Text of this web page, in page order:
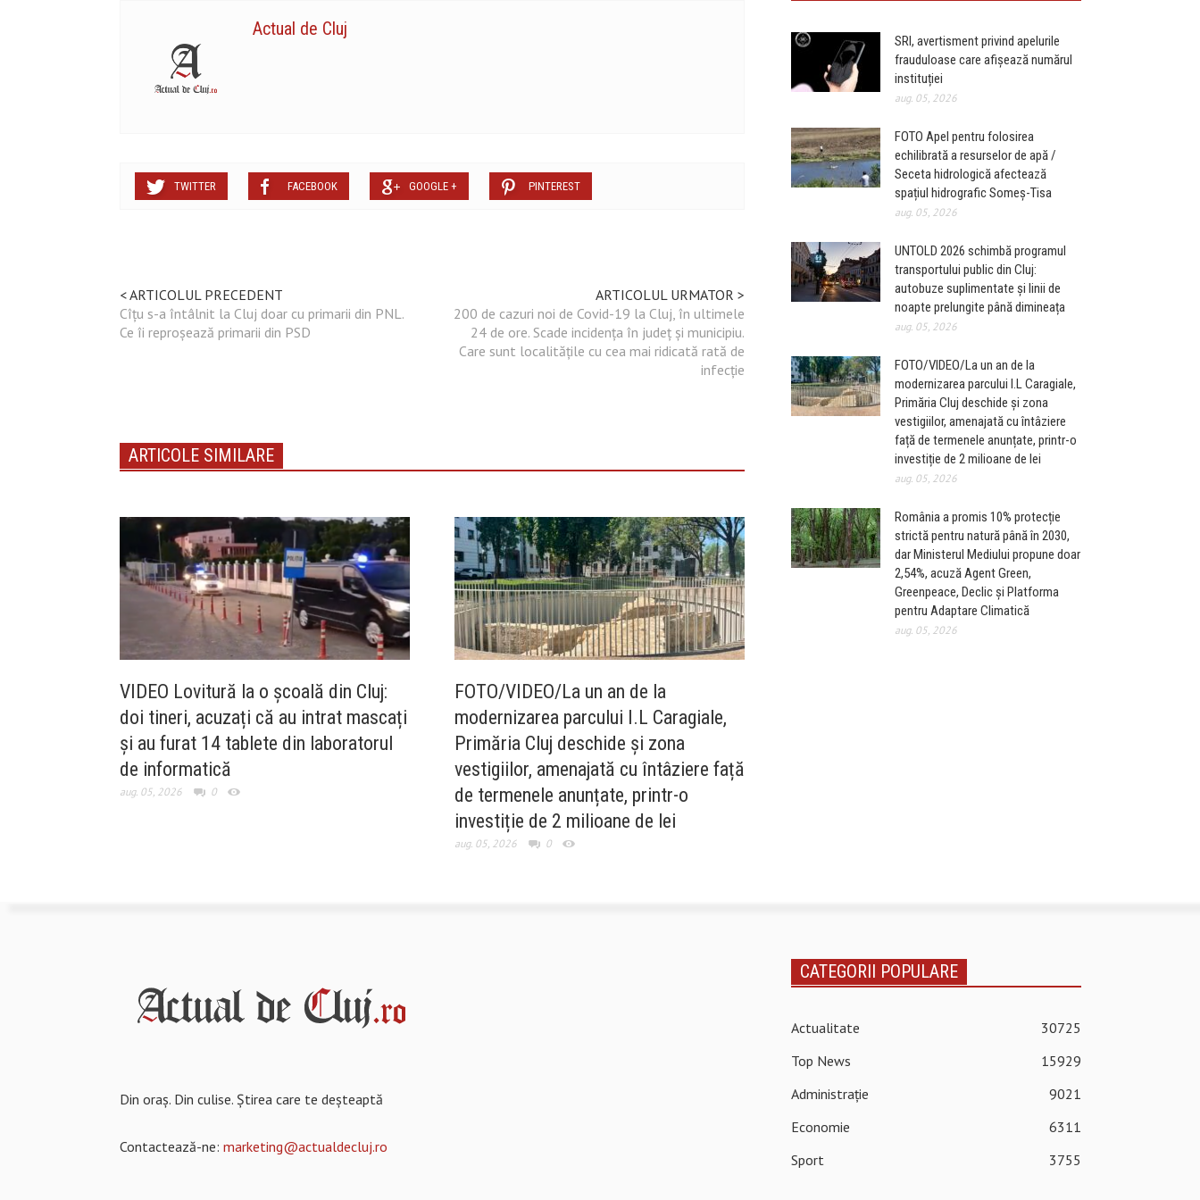
Actual de Cluj
TWITTER FACEBOOK GOOGLE + PINTEREST
< ARTICOLUL PRECEDENT
Cîțu s-a întâlnit la Cluj doar cu primarii din PNL.
Ce îi reproșează primarii din PSD
ARTICOLUL URMATOR >
200 de cazuri noi de Covid-19 la Cluj, în ultimele
24 de ore. Scade incidența în județ și municipiu.
Care sunt localitățile cu cea mai ridicată rată de
infecție
ARTICOLE SIMILARE
VIDEO Lovitură la o școală din Cluj:
doi tineri, acuzați că au intrat mascați
și au furat 14 tablete din laboratorul
de informatică
aug. 05, 2026 0
FOTO/VIDEO/La un an de la
modernizarea parcului I.L Caragiale,
Primăria Cluj deschide și zona
vestigiilor, amenajată cu întâziere față
de termenele anunțate, printr-o
investiție de 2 milioane de lei
aug. 05, 2026 0
SRI, avertisment privind apelurile
frauduloase care afișează numărul
instituției
aug. 05, 2026
FOTO Apel pentru folosirea
echilibrată a resurselor de apă /
Seceta hidrologică afectează
spațiul hidrografic Someș-Tisa
aug. 05, 2026
UNTOLD 2026 schimbă programul
transportului public din Cluj:
autobuze suplimentate și linii de
noapte prelungite până dimineața
aug. 05, 2026
FOTO/VIDEO/La un an de la
modernizarea parcului I.L Caragiale,
Primăria Cluj deschide și zona
vestigiilor, amenajată cu întâziere
față de termenele anunțate, printr-o
investiție de 2 milioane de lei
aug. 05, 2026
România a promis 10% protecție
strictă pentru natură până în 2030,
dar Ministerul Mediului propune doar
2,54%, acuză Agent Green,
Greenpeace, Declic și Platforma
pentru Adaptare Climatică
aug. 05, 2026
Din oraș. Din culise. Știrea care te deșteaptă
Contactează-ne: marketing@actualdecluj.ro
CATEGORII POPULARE
Actualitate
30725
Top News
15929
Administrație
9021
Economie
6311
Sport
3755